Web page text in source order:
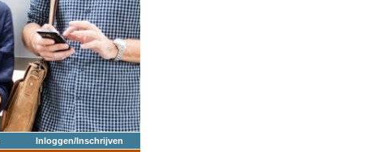
Inloggen/Inschrijven